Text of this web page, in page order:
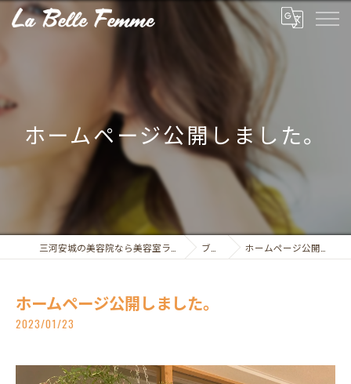
ホームページ公開しました。
ブログ ホームページ公開しました。
ホームページ公開しました。
2023/01/23